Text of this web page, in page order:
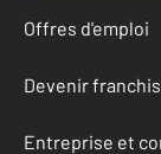
Offres d'emploi
Devenir
Entreprise et